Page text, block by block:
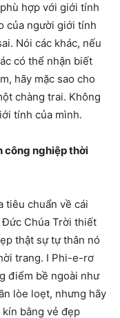
hợp với giới tính
của người giới tính
Nói các khác, nếu
có thể nhận biết
hãy mặc sao cho
chàng trai. Không
tính của mình.
công nghiệp thời
tiêu chuẩn về cái
Chúa Trời thiết
thật sự tự thân nó
trang. I Phi-e-rơ
điểm bề ngoài như
lòe loẹt, nhưng hãy
bằng vẻ đẹp